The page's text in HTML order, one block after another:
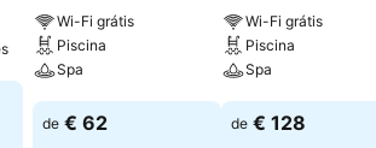
Wi-Fi grátis
Piscina
Spa
Ver preços
de € 62
Wi-Fi grátis
Piscina
Spa
Ver preços
de € 128